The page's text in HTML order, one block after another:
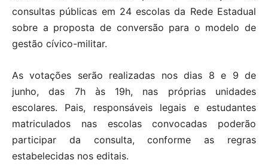
consultas públicas em 24 escolas da Rede Estadual
sobre a proposta de conversão para o modelo de
gestão cívico-militar.
As votações serão realizadas nos dias 8 e 9 de
junho, das 7h às 19h, nas próprias unidades
escolares. Pais, responsáveis legais e estudantes
matriculados nas escolas convocadas poderão
participar da consulta, conforme as regras
estabelecidas nos editais.